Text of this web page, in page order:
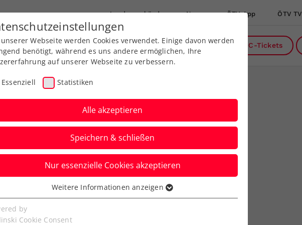
Landesverbände News ÖTV App ÖTV TV
Ausbildung Services Über uns DC-Tickets
Rafael Nadal sieht
Erfolge
Webseite werden Cookies verwendet. Einige davon werden
benötigt, während es uns andere ermöglichen, Ihre
auf unserer Webseite zu verbessern.
Essenziell Statistiken
Alle akzeptieren
Speichern & schließen
Nur essenzielle Cookies akzeptieren
Cookies werden für grundlegende Funktionen der
benötigt. Dadurch ist gewährleistet, dass die Webseite
Weitere Informationen anzeigen
by
Cookie Consent